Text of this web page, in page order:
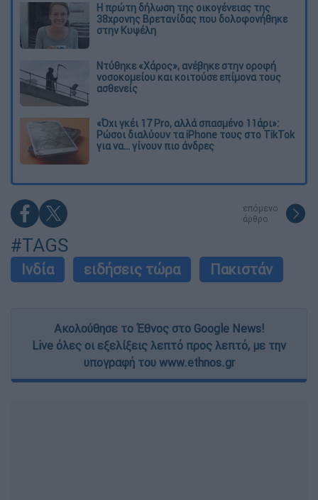
Η πρώτη δήλωση της οικογένειας της
38χρονης Βρετανίδας που δολοφονήθηκε
στην Κυψέλη
Ντύθηκε «Χάρος», ανέβηκε στην οροφή
νοσοκομείου και κοιτούσε επίμονα τους
ασθενείς
«Όχι γκέι 17 Pro, αλλά σπασμένο 11άρι»:
Ρώσοι διαλύουν τα iPhone τους στο TikTok
για να... γίνουν πιο άνδρες
επόμενο
άρθρο
#TAGS
Ινδία ειδήσεις τώρα Πακιστάν
Ακολούθησε το Έθνος στο Google News!
Live όλες οι εξελίξεις λεπτό προς λεπτό, με την
υπογραφή του www.ethnos.gr